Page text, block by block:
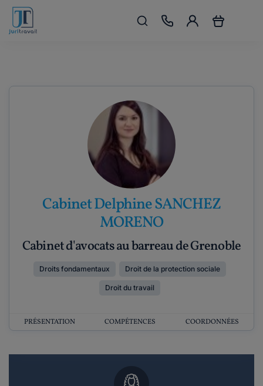
Cabinet Delphine SANCHEZ
MORENO
Cabinet d'avocats au barreau de Grenoble
Droits fondamentaux Droit de la protection sociale
Droit du travail
PRÉSENTATION COMPÉTENCES COORDONNÉES